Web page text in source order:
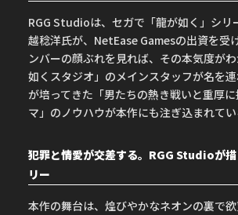
RGG Studioは、セガで「龍が如く」シリ
越稔洋氏が、NetEase Gamesの出資を受
ンバーの顔ぶれを見れば、その本気度が
如くスタジオ」のメインスタッフが名を
が培ってきた「男たちの熱き戦いと重厚
マ」のノウハウが本作にも注ぎ込まれてい
犯罪と情愛が交差する。RGG Studioが
リー
本作の舞台は、煌びやかなネオンの裏で